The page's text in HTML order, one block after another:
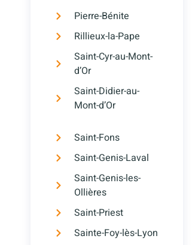
Pierre-Bénite
Rillieux-la-Pape
Saint-Cyr-au-Mont-
d’Or
Saint-Didier-au-
Mont-d’Or
Saint-Fons
Saint-Genis-Laval
Saint-Genis-les-
Ollières
Saint-Priest
Sainte-Foy-lès-Lyon